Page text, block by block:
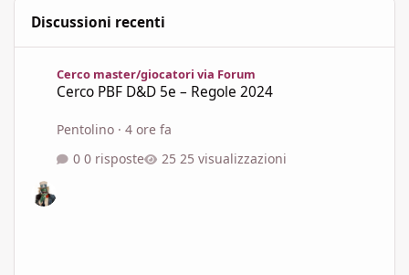
Discussioni recenti
Cerco master/giocatori via Forum
Cerco PBF D&D 5e – Regole 2024
Pentolino ·4 ore fa
0 risposte
25 visualizzazioni